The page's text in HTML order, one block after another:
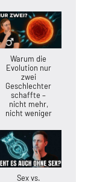
Warum die
Evolution nur
zwei
Geschlechter
schaffte –
nicht mehr,
nicht weniger
Sex vs.